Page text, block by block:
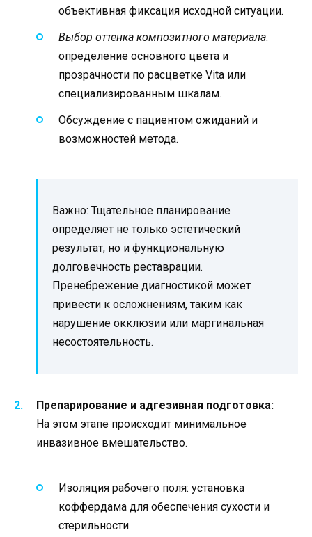
объективная фиксация исходной ситуации.
Выбор оттенка композитного материала:
определение основного цвета и
прозрачности по расцветке Vita или
специализированным шкалам.
Обсуждение с пациентом ожиданий и
возможностей метода.
Важно: Тщательное планирование
определяет не только эстетический
результат, но и функциональную
долговечность реставрации.
Пренебрежение диагностикой может
привести к осложнениям, таким как
нарушение окклюзии или маргинальная
несостоятельность.
Препарирование и адгезивная подготовка:
На этом этапе происходит минимальное
инвазивное вмешательство.
Изоляция рабочего поля: установка
коффердама для обеспечения сухости и
стерильности.